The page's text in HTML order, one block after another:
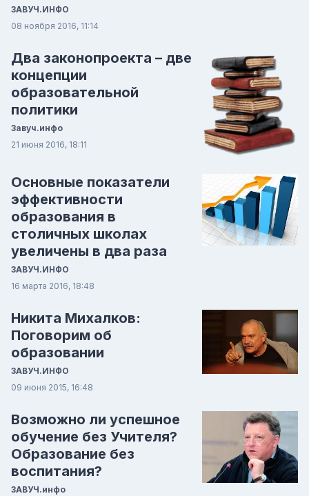
ЗАВУЧ.ИНФО
08 ноября 2016, 11:14
Два законопроекта – две
концепции
образовательной
политики
Завуч.инфо
21 июня 2016, 18:11
Основные показатели
эффективности
образования в
столичных школах
увеличены в два раза
ЗАВУЧ.ИНФО
16 марта 2016, 18:48
Никита Михалков:
Поговорим об
образовании
ЗАВУЧ.ИНФО
09 июня 2015, 16:48
Возможно ли успешное
обучение без Учителя?
Образование без
воспитания?
ЗАВУЧ.инфо